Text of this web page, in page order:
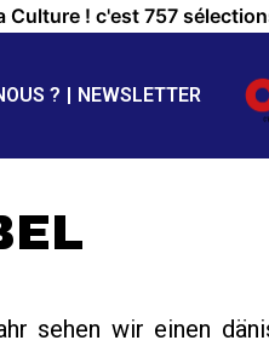
Culture ! c'est 757
? NEWSLETTER
sehen wir einen